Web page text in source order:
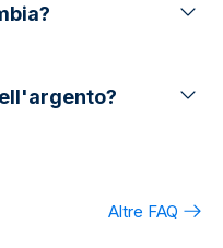
Altre FAQ